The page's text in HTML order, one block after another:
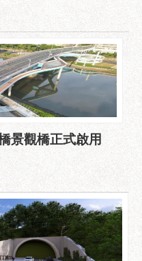
景觀橋正式啟用